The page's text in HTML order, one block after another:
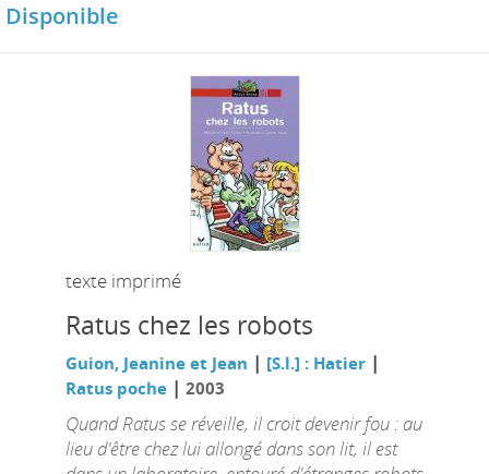
Disponible
texte imprimé
Ratus chez les robots
Guion, Jeanine et Jean | [S.l.] : Hatier|
Ratus poche| 2003
Quand Ratus se réveille, il croit devenir fou : au
lieu d'être chez lui allongé dans son lit, il est